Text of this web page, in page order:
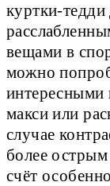
куртки-
вещами в
можно
интересными
макси или
случае
более
счёт